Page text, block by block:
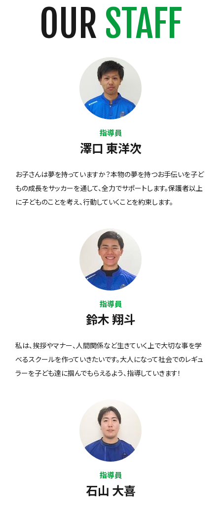
OUR STAFF
指導員
澤口 東洋次
お子さんは夢を持っていますか？本物の夢を持つお手伝いを子ど
もの成長をサッカーを通して、全力でサポートします。保護者以上
に子どものことを考え、行動していくことを約束します。
指導員
鈴木 翔斗
私は、挨拶やマナー、人間関係など生きていく上で大切な事を学
べるスクールを作っていきたいです。大人になって社会でのレギュ
ラーを子ども達に掴んでもらえるよう、指導していきます！
指導員
石山 大喜